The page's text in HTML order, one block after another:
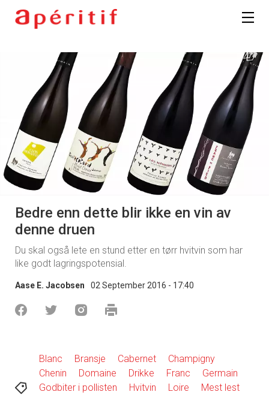
Bedre enn dette blir ikke en vin av
denne druen
Du skal også lete en stund etter en tørr hvitvin som har
like godt lagringspotensial.
Aase E. Jacobsen 02 September 2016 - 17:40
Blanc Bransje Cabernet
Champigny
Chenin
Domaine Drikke Franc
Germain
Godbiter i pollisten
Hvitvin Loire
Mest lest